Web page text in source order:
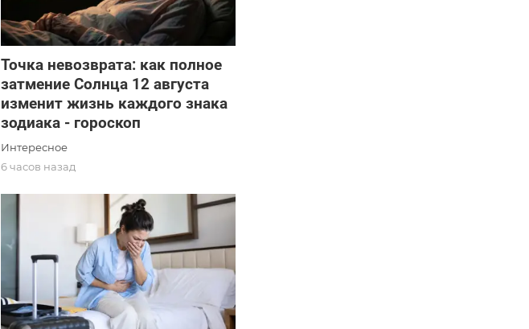
Точка невозврата: как полное
затмение Солнца 12 августа
изменит жизнь каждого знака
зодиака - гороскоп
Интересное
6 часов назад